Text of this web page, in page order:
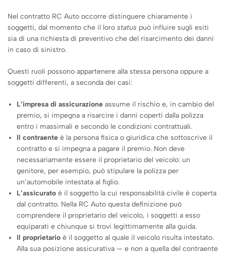
Nel contratto RC Auto occorre distinguere chiaramente i
soggetti, dal momento che il loro status può influire sugli esiti
sia di una richiesta di preventivo che del risarcimento dei danni
in caso di sinistro.
Questi ruoli possono appartenere alla stessa persona oppure a
soggetti differenti, a seconda dei casi:
L’impresa di assicurazione assume il rischio e, in cambio del
premio, si impegna a risarcire i danni coperti dalla polizza
entro i massimali e secondo le condizioni contrattuali.
Il contraente è la persona fisica o giuridica che sottoscrive il
contratto e si impegna a pagare il premio. Non deve
necessariamente essere il proprietario del veicolo: un
genitore, per esempio, può stipulare la polizza per
un’automobile intestata al figlio.
L’assicurato è il soggetto la cui responsabilità civile è coperta
dal contratto. Nella RC Auto questa definizione può
comprendere il proprietario del veicolo, i soggetti a esso
equiparati e chiunque si trovi legittimamente alla guida.
Il proprietario è il soggetto al quale il veicolo risulta intestato.
Alla sua posizione assicurativa — e non a quella del contraente